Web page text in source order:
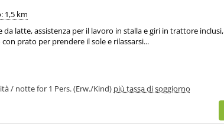
1,5 km
da latte, assistenza per il lavoro in stalla e giri in trattore inclusi,
prato per prendere il sole e rilassarsi...
/ notte for 1 Pers. (Erw./Kind) più tassa di soggiorno